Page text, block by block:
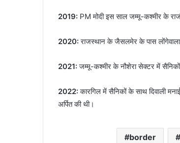
2019: PM मोदी इस साल जम्मू-कश्मीर के
2020:राजस्थान के जैसलमेर के पास लोंगेवाला
2021:जम्मू-कश्मीर के नौशेरा सेक्टर में सैनिकों
2022:कारगिल में सैनिकों के साथ दिवाली
अर्पित की थी।
border